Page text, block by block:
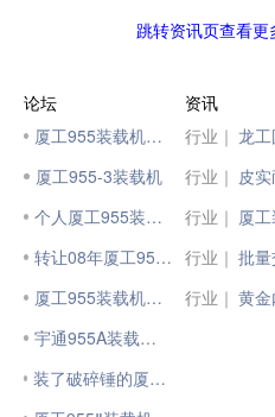
跳转资讯页查看
论坛
厦工955装载机使用体会
厦工955-3装载机
个人厦工955装载机找活
转让08年厦工955-2装载机
厦工955装载机修理心得
宇通955A装载机怎么样
装了破碎锤的厦工９５５Ⅱ装载机
资讯
行业｜
行业｜
行业｜
行业｜
行业｜